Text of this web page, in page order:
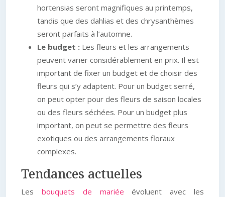
hortensias seront magnifiques au printemps,
tandis que des dahlias et des chrysanthèmes
seront parfaits à l’automne.
Le budget : Les fleurs et les arrangements
peuvent varier considérablement en prix. Il est
important de fixer un budget et de choisir des
fleurs qui s’y adaptent. Pour un budget serré,
on peut opter pour des fleurs de saison locales
ou des fleurs séchées. Pour un budget plus
important, on peut se permettre des fleurs
exotiques ou des arrangements floraux
complexes.
Tendances actuelles
Les bouquets de mariée évoluent avec les